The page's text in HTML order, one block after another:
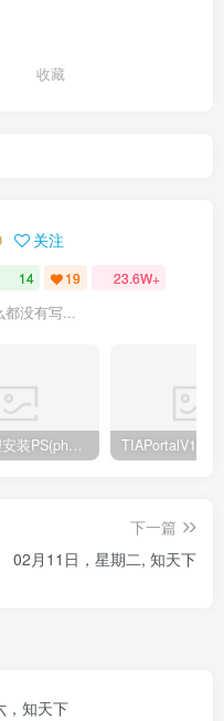
收藏
关注
14 19 23.6W+
都没有写...
如何处理安装PS(photoshop cc2018) 时，提示系统或者IE浏览器需要升级
下一篇
02月11日，星期二, 知天下
，知天下